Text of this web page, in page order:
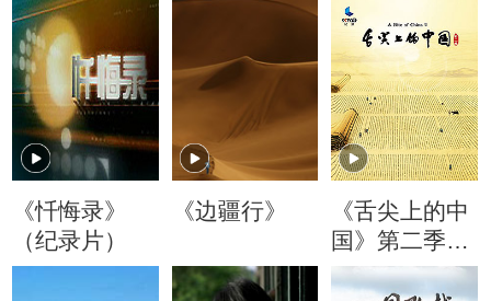
《忏悔录》
（纪录片）
《边疆行》
《舌尖上的中
国》第二季精
切视频